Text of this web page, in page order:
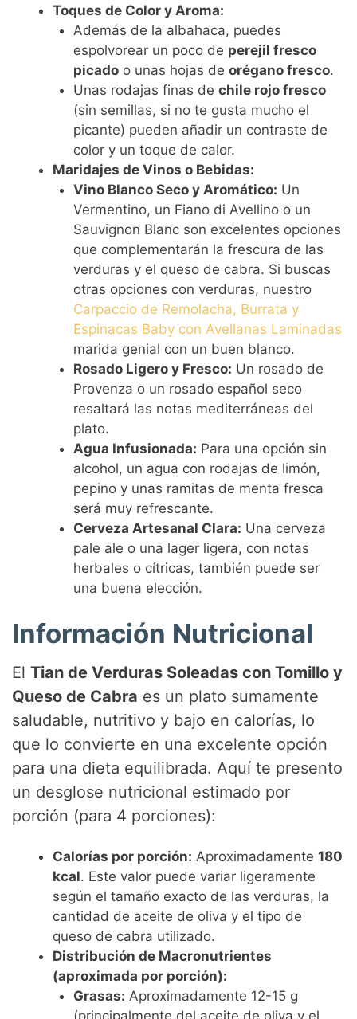
Toques de Color y Aroma:
Además de la albahaca, puedes
espolvorear un poco de perejil fresco
picadoo unas hojas de orégano fresco.
Unas rodajas finas de chile rojo fresco
(sin semillas, si no te gusta mucho el
picante) pueden añadir un contraste de
color y un toque de calor.
Maridajes de Vinos o Bebidas:
Vino Blanco Seco y Aromático: Un
Vermentino, un Fiano di Avellino o un
Sauvignon Blanc son excelentes opciones
que complementarán la frescura de las
verduras y el queso de cabra. Si buscas
otras opciones con verduras, nuestro
Carpaccio de Remolacha, Burrata y
Espinacas Baby con Avellanas Laminadas
marida genial con un buen blanco.
Rosado Ligero y Fresco: Un rosado de
Provenza o un rosado español seco
resaltará las notas mediterráneas del
plato.
Agua Infusionada: Para una opción sin
alcohol, un agua con rodajas de limón,
pepino y unas ramitas de menta fresca
será muy refrescante.
Cerveza Artesanal Clara: Una cerveza
pale ale o una lager ligera, con notas
herbales o cítricas, también puede ser
una buena elección.
Información Nutricional
ElTian de Verduras Soleadas con Tomillo y
Queso de Cabra es un plato sumamente
saludable, nutritivo y bajo en calorías, lo
que lo convierte en una excelente opción
para una dieta equilibrada. Aquí te presento
un desglose nutricional estimado por
porción (para 4 porciones):
Calorías por porción: Aproximadamente180
kcal. Este valor puede variar ligeramente
según el tamaño exacto de las verduras, la
cantidad de aceite de oliva y el tipo de
queso de cabra utilizado.
Distribución de Macronutrientes
(aproximada por porción):
Grasas: Aproximadamente 12-15 g
(principalmente del aceite de oliva y el